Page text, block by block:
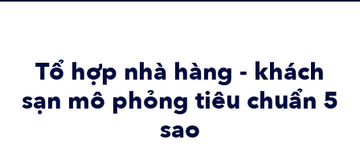
Tổ hợp nhà hàng - khách
sạn mô phỏng tiêu chuẩn 5
sao